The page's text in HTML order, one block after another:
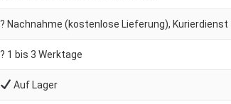
? Nachnahme (kostenlose Lieferung), Kurierdienst
?️ 1 bis 3 Werktage
Auf Lager